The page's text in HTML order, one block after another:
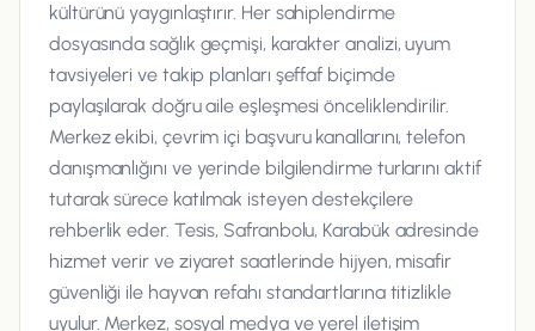
kültürünü yaygınlaştırır. Her sahiplendirme
dosyasında sağlık geçmişi, karakter analizi, uyum
tavsiyeleri ve takip planları şeffaf biçimde
paylaşılarak doğru aile eşleşmesi önceliklendirilir.
Merkez ekibi, çevrim içi başvuru kanallarını, telefon
danışmanlığını ve yerinde bilgilendirme turlarını aktif
tutarak sürece katılmak isteyen destekçilere
rehberlik eder. Tesis, Safranbolu, Karabük adresinde
hizmet verir ve ziyaret saatlerinde hijyen, misafir
güvenliği ile hayvan refahı standartlarına titizlikle
uyulur. Merkez, sosyal medya ve yerel iletişim